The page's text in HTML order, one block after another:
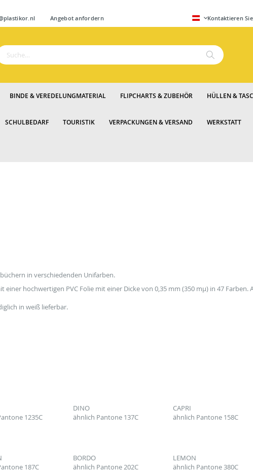
Angebot anfordernZum
Inhalt
Kontaktieren
SPRACHE
BINDE & VEREDELUNGMATERIAL FLIPCHARTS & ZUBEHÖR HÜLLEN &
SCHULBEDARF TOURISTIK VERPACKUNGEN & VERSAND WERKSTATT
in verschiedenden Unifarben.
hochwertigen PVC Folie mit einer Dicke von 0,35 mm (350 mµ) in 47 Farben.
in weiß lieferbar.
1235C
DINO
ähnlich Pantone 137C
CAPRI
ähnlich Pantone 158C
187C
BORDO
ähnlich Pantone 202C
LEMON
ähnlich Pantone 380C